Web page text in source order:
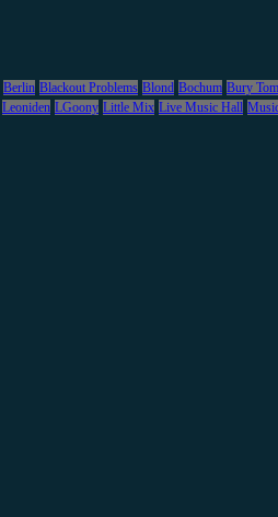
Berlin Blackout Problems Blond Bochum Bury
Leoniden LGoony Little Mix Live Music Hall